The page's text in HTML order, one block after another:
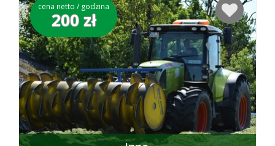
cena netto / godzina
200 zł